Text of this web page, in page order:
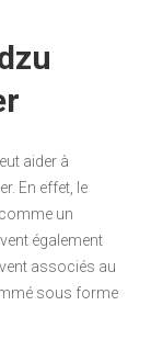
aider à
En effet, le
un
également
associés au
sous forme